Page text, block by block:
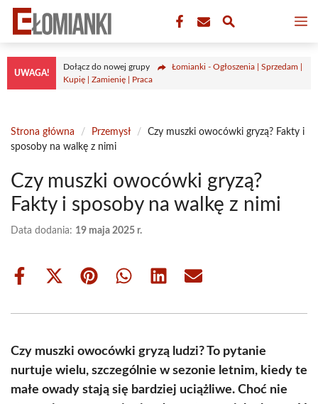
Przejdź
treści
UWAGA!
Dołącz do nowej grupy
Łomianki - Ogłoszenia | Sprzedam |
Kupię | Zamienię | Praca
Strona główna / Przemysł /
Czy muszki owocówki gryzą? Fakty i
sposoby na walkę z nimi
Czy muszki owocówki gryzą?
Fakty i sposoby na walkę z nimi
Data dodania: 19 maja 2025 r.
Share
Share
(Twitter)
Share Share Share Share
Czy muszki owocówki gryzą ludzi? To pytanie
nurtuje wielu, szczególnie w sezonie letnim, kiedy te
małe owady stają się bardziej uciążliwe. Choć nie